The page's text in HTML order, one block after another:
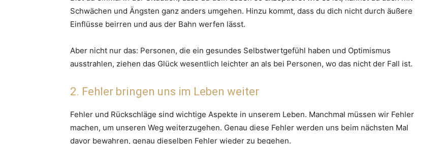
Schwächen und Ängsten ganz anders umgehen. Hinzu kommt, dass du dich nicht durch äußere
Einflüsse beirren und aus der Bahn werfen lässt.
Aber nicht nur das: Personen, die ein gesundes Selbstwertgefühl haben und Optimismus
ausstrahlen, ziehen das Glück wesentlich leichter an als bei Personen, wo das nicht der Fall ist.
2. Fehler bringen uns im Leben weiter
Fehler und Rückschläge sind wichtige Aspekte in unserem Leben. Manchmal müssen wir Fehler
machen, um unseren Weg weiterzugehen. Genau diese Fehler werden uns beim nächsten Mal
davor bewahren, genau dieselben Fehler wieder zu begehen.